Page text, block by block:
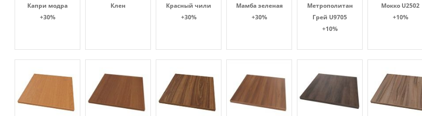
Капри модра
+30%
Клен
Красный чили
+30%
Мамба зеленая
+30%
Метрополитан
Грей U9705
+10%
Мокко U2502
+10%